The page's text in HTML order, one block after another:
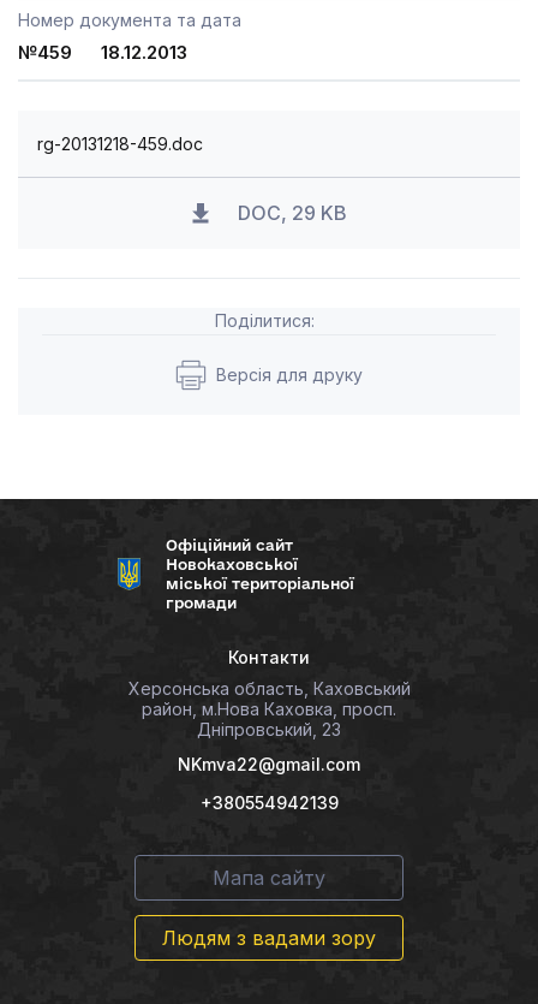
Номер документа та дата
№459 18.12.2013
rg-20131218-459.doc
DOC, 29 KB
Поділитися:
Версія для друку
Офіційний сайт
Новокаховської
міської територіальної
громади
Контакти
Херсонська область, Каховський
район, м.Нова Каховка, просп.
Дніпровський, 23
NKmva22@gmail.com
+380554942139
Мапа сайту
Людям з вадами зору